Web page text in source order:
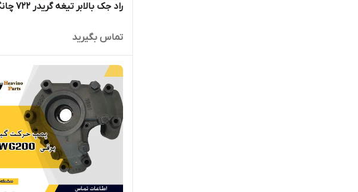
راد جک بالابر تیغه گریدر 722 چانگلین
تماس بگیرید